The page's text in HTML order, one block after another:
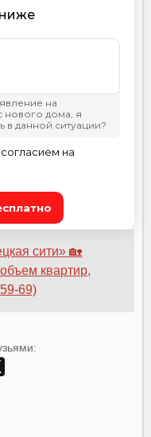
сити» 🏡
квартир,
69)